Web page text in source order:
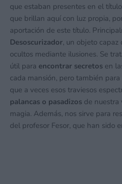
que estaban presentes en el
que brillan aquí con luz propia,
aportación de este título.
Desoscurizador, un objeto
ocultos mediante ilusiones. Se
útil para encontrar secretos en
cada mansión, pero también
que a veces esos traviesos
palancas o pasadizos de nuestra
magia. Además, nos sirve para
del profesor Fesor, que han sido